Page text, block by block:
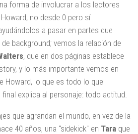
forma de involucrar a los lectores
no desde 0 pero sí
a pasar en partes que
background; vemos la relación de
, que en dos páginas establece
y lo más importante vemos en
Howard, lo que es todo lo que
explica al personaje: todo actitud.
que agrandan el mundo, en vez de la
40 años, una "sidekick" en Tara que